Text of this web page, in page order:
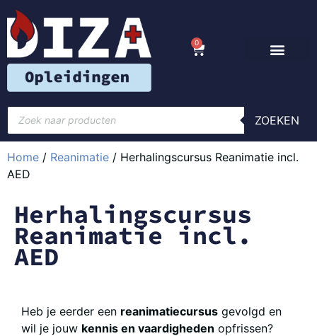
0
ZOEKEN
Home / Reanimatie / Herhalingscursus Reanimatie incl.
AED
Herhalingscursus
Reanimatie incl.
AED
Heb je eerder een reanimatiecursus gevolgd en
wil je jouw kennis en vaardigheden opfrissen?